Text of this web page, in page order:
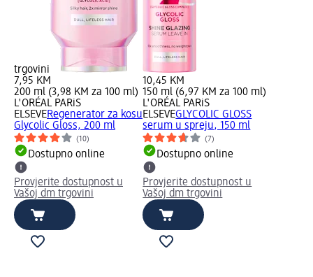
trgovini
7,95 KM
200 ml (3,98 KM za 100 ml)
L'ORÉAL PARiS
ELSEVERegenerator za kosu
Glycolic Gloss, 200 ml
(10)
Dostupno online
Provjerite dostupnost u
Vašoj dm trgovini
10,45 KM
150 ml (6,97 KM za 100 ml)
L'ORÉAL PARiS
ELSEVEGLYCOLIC GLOSS
serum u spreju, 150 ml
(7)
Dostupno online
Provjerite dostupnost u
Vašoj dm trgovini